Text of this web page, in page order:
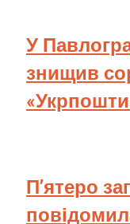
У
знищив
П’ятеро